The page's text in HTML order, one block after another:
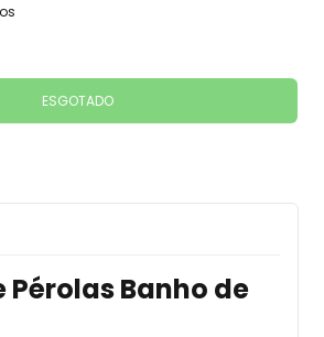
Pérolas Banho de